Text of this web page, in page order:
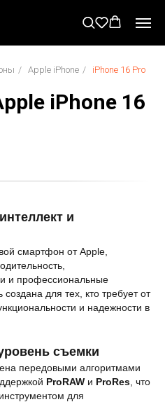
/ Apple iPhone / iPhone 16 Pro
iPhone 16
и
смартфон от Apple,
и профессиональные
для тех, кто требует от
и надежности в
съемки
передовыми алгоритмами
ProRAW и ProRes , что
для